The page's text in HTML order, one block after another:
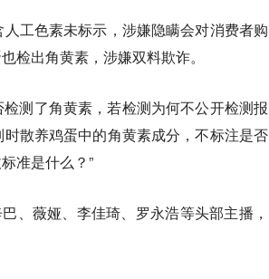
工色素未标示，涉嫌隐瞒会对消费者购
检出角黄素，涉嫌双料欺诈。
测了角黄素，若检测为何不公开检测报
散养鸡蛋中的角黄素成分，不标注是否
准是什么？”
、薇娅、李佳琦、罗永浩等头部主播，